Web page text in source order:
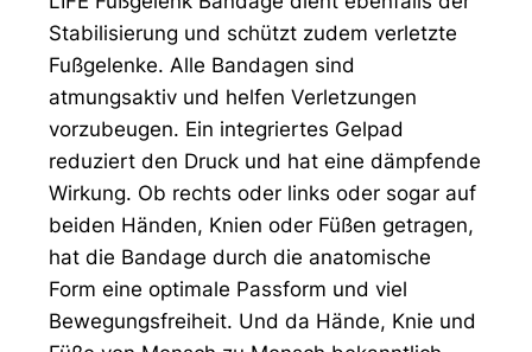
Stabilisierung und schützt zudem verletzte
Fußgelenke. Alle Bandagen sind
atmungsaktiv und helfen Verletzungen
vorzubeugen. Ein integriertes Gelpad
reduziert den Druck und hat eine dämpfende
Wirkung. Ob rechts oder links oder sogar auf
beiden Händen, Knien oder Füßen getragen,
hat die Bandage durch die anatomische
Form eine optimale Passform und viel
Bewegungsfreiheit. Und da Hände, Knie und